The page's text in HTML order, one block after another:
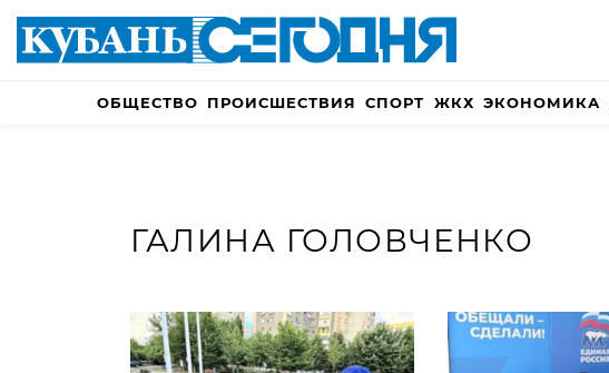
ОБЩЕСТВО ПРОИСШЕСТВИЯ СПОРТ ЖКХ ЭКОНОМИКА
ГАЛИНА ГОЛОВЧЕНКО